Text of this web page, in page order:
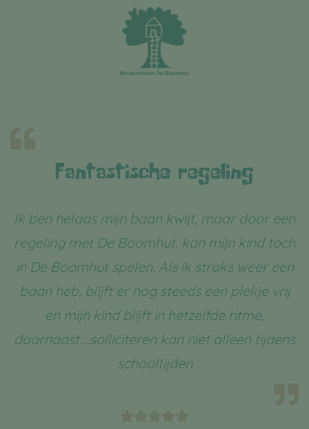
Fantastische regeling
Ik ben helaas mijn baan kwijt, maar door een
regeling met De Boomhut, kan mijn kind toch
in De Boomhut spelen. Als ik straks weer een
baan heb, blijft er nog steeds een plekje vrij
en mijn kind blijft in hetzelfde ritme,
daarnaast….solliciteren kan niet alleen tijdens
schooltijden